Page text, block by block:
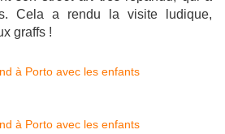
Cela a rendu la visite ludique,
graffs !